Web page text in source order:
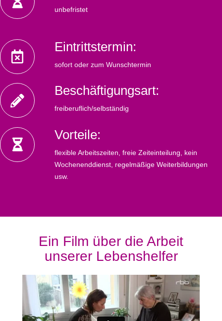
unbefristet
Eintrittstermin:
sofort oder zum Wunschtermin
Beschäftigungsart:
freiberuflich/selbständig
Vorteile:
flexible Arbeitszeiten, freie Zeiteinteilung, kein
Wochenenddienst, regelmäßige Weiterbildungen
usw.
Ein Film über die Arbeit
unserer Lebenshelfer